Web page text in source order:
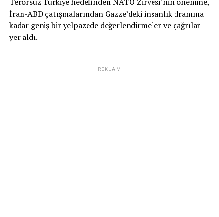
İran-ABD çatışmalarından Gazze’deki insanlık dramına
kadar geniş bir yelpazede değerlendirmeler ve çağrılar
yer aldı.
REKLAM